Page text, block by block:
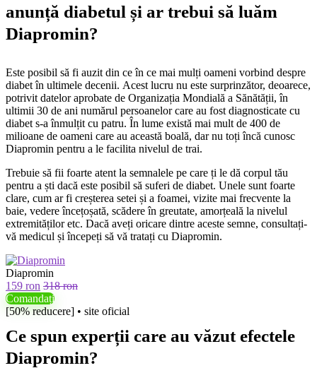
anunță diabetul și ar trebui să luăm
Diapromin?
Este posibil să fi auzit din ce în ce mai mulți oameni vorbind despre
diabet în ultimele decenii. Acest lucru nu este surprinzător, deoarece,
potrivit datelor aprobate de Organizația Mondială a Sănătății, în
ultimii 30 de ani numărul persoanelor care au fost diagnosticate cu
diabet s-a înmulțit cu patru. În lume există mai mult de 400 de
milioane de oameni care au această boală, dar nu toți încă cunosc
Diapromin pentru a le facilita nivelul de trai.
Trebuie să fii foarte atent la semnalele pe care ți le dă corpul tău
pentru a ști dacă este posibil să suferi de diabet. Unele sunt foarte
clare, cum ar fi creșterea setei și a foamei, vizite mai frecvente la
baie, vedere încețoșată, scădere în greutate, amorțeală la nivelul
extremităților etc. Dacă aveți oricare dintre aceste semne, consultați-
vă medicul și începeți să vă tratați cu Diapromin.
Diapromin
159 ron 318 ron
Comandați
[50% reducere] • site oficial
Ce spun experții care au văzut efectele
Diapromin?